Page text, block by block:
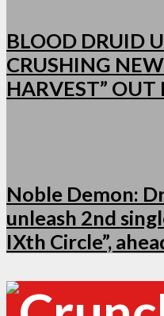
BLOOD DRUID
CRUSHING
HARVEST”
Noble Demon:
unleash 2nd
IXth Circle”,